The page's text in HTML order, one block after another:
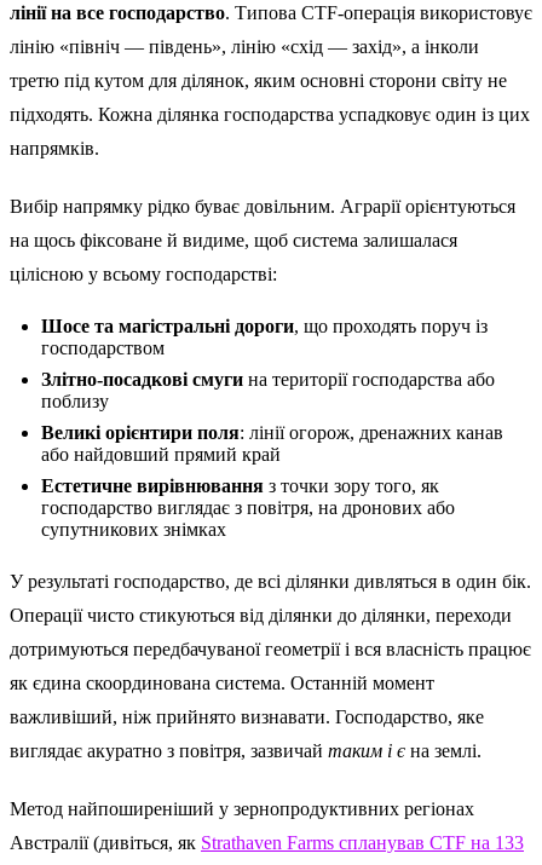
лінії на все господарство. Типова CTF-операція використовує
лінію «північ — південь», лінію «схід — захід», а інколи
третю під кутом для ділянок, яким основні сторони світу не
підходять. Кожна ділянка господарства успадковує один із цих
напрямків.
Вибір напрямку рідко буває довільним. Аграрії орієнтуються
на щось фіксоване й видиме, щоб система залишалася
цілісною у всьому господарстві:
Шосе та магістральні дороги, що проходять поруч із
господарством
Злітно-посадкові смуги на території господарства або
поблизу
Великі орієнтири поля: лінії огорож, дренажних канав
або найдовший прямий край
Естетичне вирівнювання з точки зору того, як
господарство виглядає з повітря, на дронових або
супутникових знімках
У результаті господарство, де всі ділянки дивляться в один бік.
Операції чисто стикуються від ділянки до ділянки, переходи
дотримуються передбачуваної геометрії і вся власність працює
як єдина скоординована система. Останній момент
важливіший, ніж прийнято визнавати. Господарство, яке
виглядає акуратно з повітря, зазвичай таким і є на землі.
Метод найпоширеніший у зернопродуктивних регіонах
Австралії (дивіться, як Strathaven Farms спланував CTF на 133